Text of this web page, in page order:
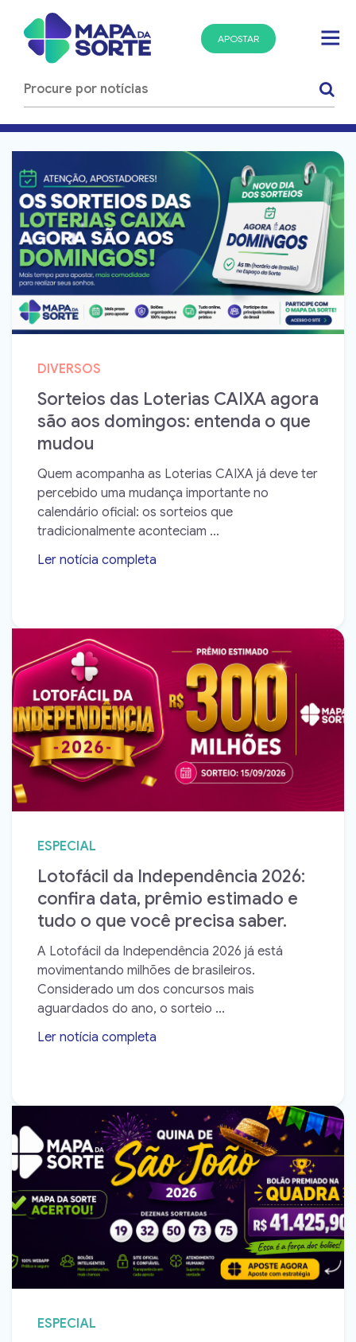
APOSTAR
DIVERSOS
Sorteios das Loterias CAIXA agora
são aos domingos: entenda o que
mudou
Quem acompanha as Loterias CAIXA já deve ter
percebido uma mudança importante no
calendário oficial: os sorteios que
tradicionalmente aconteciam ...
Ler notícia completa
ESPECIAL
Lotofácil da Independência 2026:
confira data, prêmio estimado e
tudo o que você precisa saber.
A Lotofácil da Independência 2026 já está
movimentando milhões de brasileiros.
Considerado um dos concursos mais
aguardados do ano, o sorteio ...
Ler notícia completa
ESPECIAL